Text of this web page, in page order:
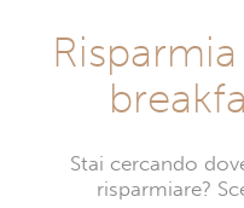
Stai cercando
risparmiare?